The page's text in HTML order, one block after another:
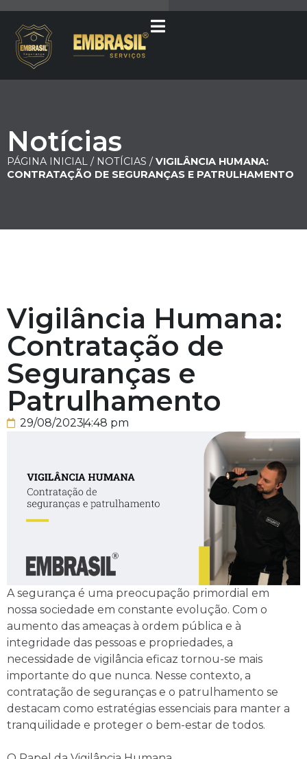
Notícias
PÁGINA INICIAL / NOTÍCIAS /VIGILÂNCIA HUMANA:
CONTRATAÇÃO DE SEGURANÇAS E PATRULHAMENTO
Vigilância Humana:
Contratação de
Seguranças e
Patrulhamento
29/08/20234:48 pm
A segurança é uma preocupação primordial em
nossa sociedade em constante evolução. Com o
aumento das ameaças à ordem pública e à
integridade das pessoas e propriedades, a
necessidade de vigilância eficaz tornou-se mais
importante do que nunca. Nesse contexto, a
contratação de seguranças e o patrulhamento se
destacam como estratégias essenciais para manter a
tranquilidade e proteger o bem-estar de todos.